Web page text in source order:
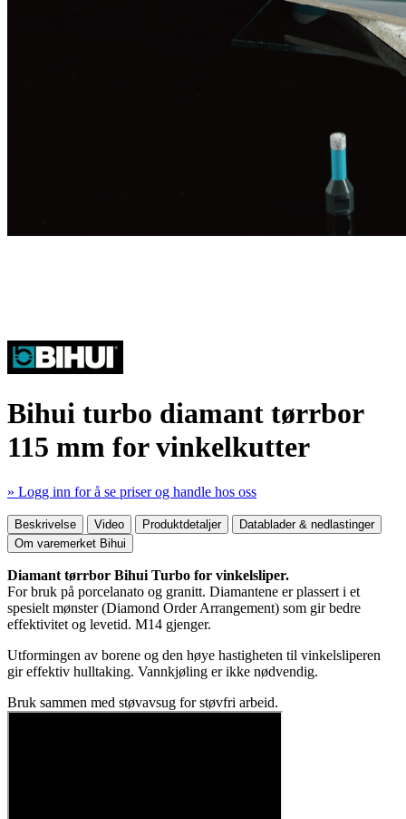
Bihui turbo diamant tørrbor
115 mm for vinkelkutter
» Logg inn for å se priser og handle hos oss
Mer produktdetaljer
Beskrivelse Video Produktdetaljer
Datablader & nedlastinger
Om varemerket Bihui
Diamant tørrbor Bihui Turbo for vinkelsliper.
For bruk på porcelanato og granitt. Diamantene er plassert i et
spesielt mønster (Diamond Order Arrangement) som gir bedre
effektivitet og levetid. M14 gjenger.
Utformingen av borene og den høye hastigheten til vinkelsliperen
gir effektiv hulltaking. Vannkjøling er ikke nødvendig.
Bruk sammen med støvavsug for støvfri arbeid.